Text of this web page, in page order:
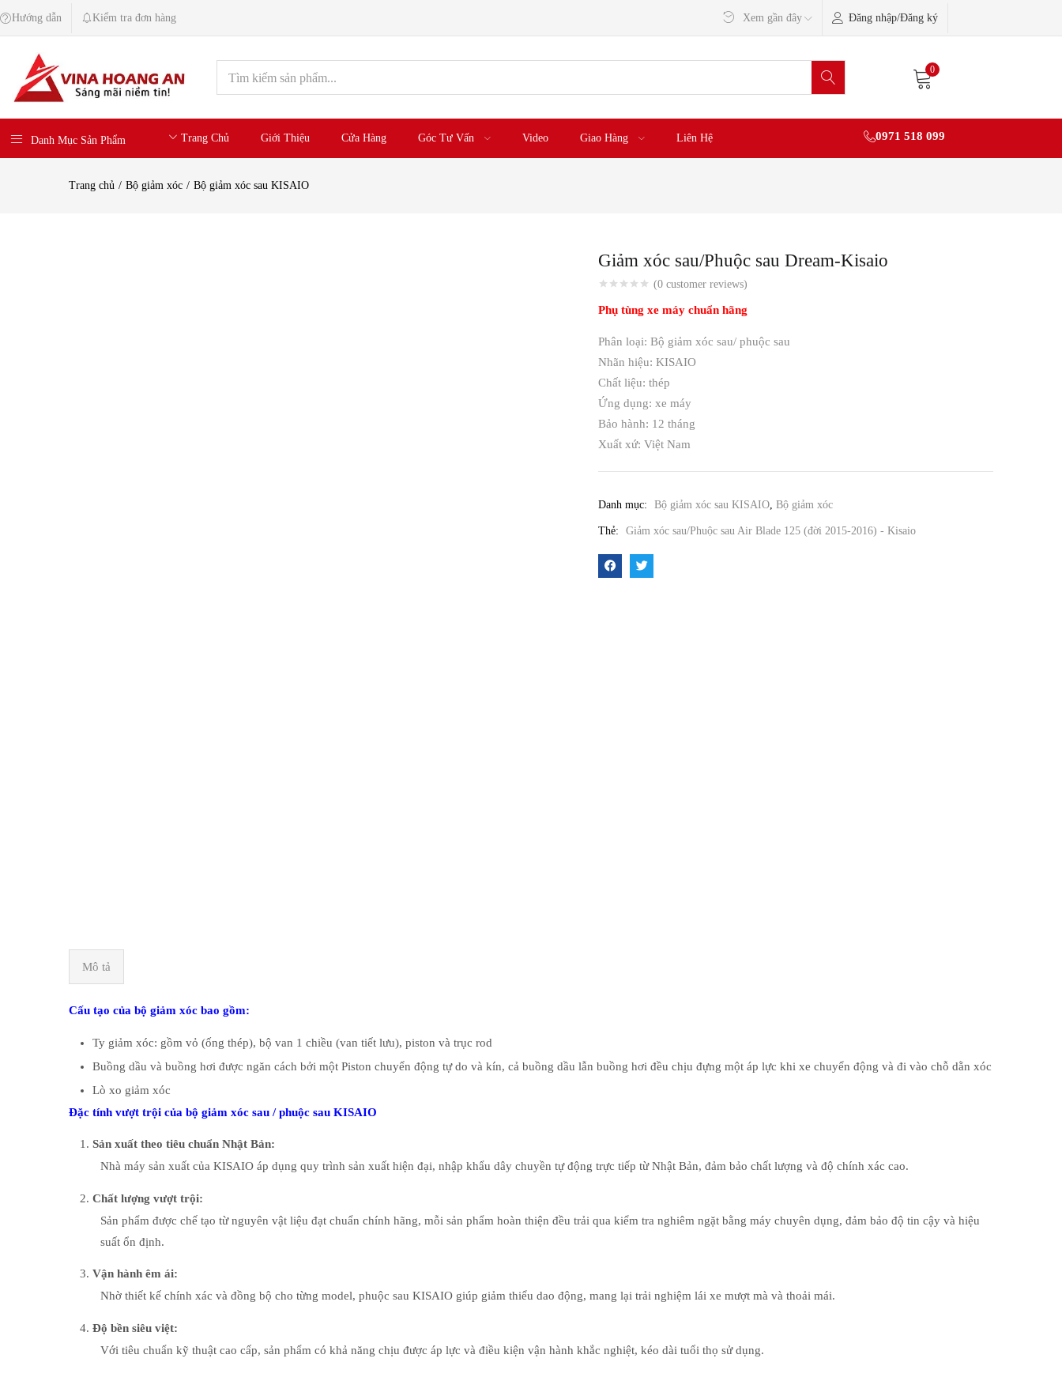
Hướng dẫn Kiểm tra đơn hàng Xem gần đây Đăng nhập/Đăng ký
0
Danh Mục Sản Phẩm Trang Chủ Giới Thiệu Cửa Hàng Góc Tư Vấn Video Giao Hàng Liên Hệ 0971 518 099
Trang chủ Bộ giảm xóc Bộ giảm xóc sau KISAIO
Giảm xóc sau/Phuộc sau Dream-Kisaio
(0 customer reviews)
Phụ tùng xe máy chuẩn hãng
Phân loại: Bộ giảm xóc sau/ phuộc sau
Nhãn hiệu: KISAIO
Chất liệu: thép
Ứng dụng: xe máy
Bảo hành: 12 tháng
Xuất xứ: Việt Nam
Danh mục: Bộ giảm xóc sau KISAIO Bộ giảm xóc
Thẻ: Giảm xóc sau/Phuộc sau Air Blade 125 (đời 2015-2016) - Kisaio
Mô tả
Cấu tạo của bộ giảm xóc bao gồm:
Ty giảm xóc: gồm vỏ (ống thép), bộ van 1 chiều (van tiết lưu), piston và trục rod
Buồng dầu và buồng hơi được ngăn cách bởi một Piston chuyển động tự do và kín, cả buồng dầu lẫn buồng hơi đều chịu đựng một áp lực khi xe chuyển động và đi vào chỗ dằn xóc
Lò xo giảm xóc
Đặc tính vượt trội của bộ giảm xóc sau / phuộc sau KISAIO
Sản xuất theo tiêu chuẩn Nhật Bản:
Nhà máy sản xuất của KISAIO áp dụng quy trình sản xuất hiện đại, nhập khẩu dây chuyền tự động trực tiếp từ Nhật Bản, đảm bảo chất lượng và độ chính xác cao.
Chất lượng vượt trội:
Sản phẩm được chế tạo từ nguyên vật liệu đạt chuẩn chính hãng, mỗi sản phẩm hoàn thiện đều trải qua kiểm tra nghiêm ngặt bằng máy chuyên dụng, đảm bảo độ tin cậy và hiệu
suất ổn định.
Vận hành êm ái:
Nhờ thiết kế chính xác và đồng bộ cho từng model, phuộc sau KISAIO giúp giảm thiểu dao động, mang lại trải nghiệm lái xe mượt mà và thoải mái.
Độ bền siêu việt:
Với tiêu chuẩn kỹ thuật cao cấp, sản phẩm có khả năng chịu được áp lực và điều kiện vận hành khắc nghiệt, kéo dài tuổi thọ sử dụng.